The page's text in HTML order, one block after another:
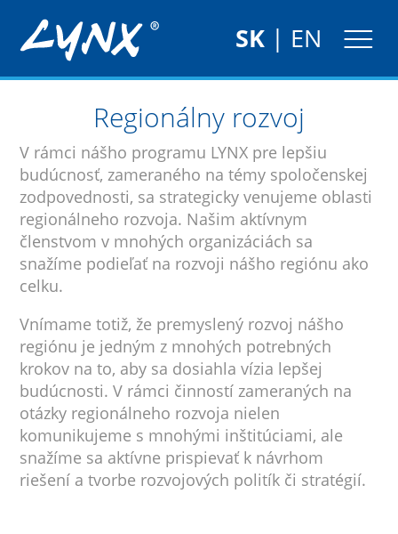
SK| EN
Regionálny rozvoj
V rámci nášho programu LYNX pre lepšiu
budúcnosť, zameraného na témy spoločenskej
zodpovednosti, sa strategicky venujeme oblasti
regionálneho rozvoja. Našim aktívnym
členstvom v mnohých organizáciách sa
snažíme podieľať na rozvoji nášho regiónu ako
celku.
Vnímame totiž, že premyslený rozvoj nášho
regiónu je jedným z mnohých potrebných
krokov na to, aby sa dosiahla vízia lepšej
budúcnosti. V rámci činností zameraných na
otázky regionálneho rozvoja nielen
komunikujeme s mnohými inštitúciami, ale
snažíme sa aktívne prispievať k návrhom
riešení a tvorbe rozvojových politík či stratégií.